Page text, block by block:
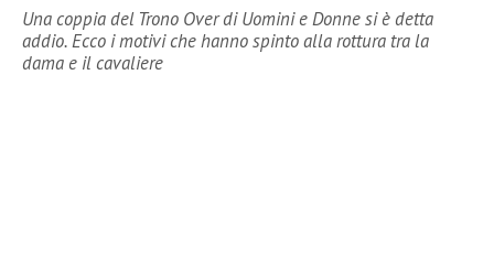
Una coppia del Trono Over di Uomini e Donne si è detta
addio. Ecco i motivi che hanno spinto alla rottura tra la
dama e il cavaliere